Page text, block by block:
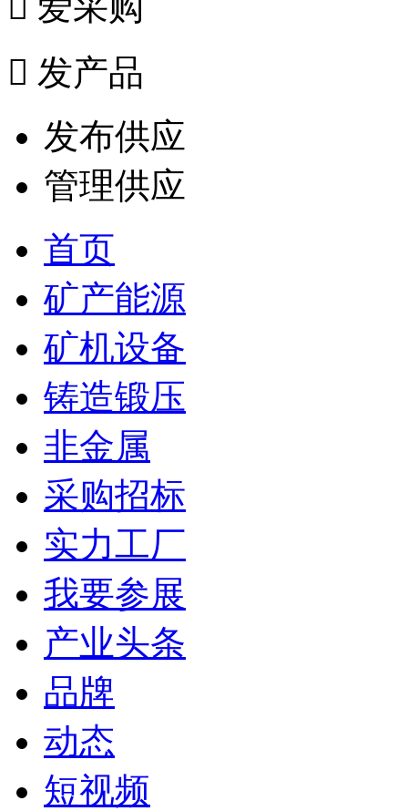
 发产品
发布供应
管理供应
首页
矿产能源
矿机设备
铸造锻压
非金属
采购招标
实力工厂
我要参展
产业头条
品牌
动态
短视频